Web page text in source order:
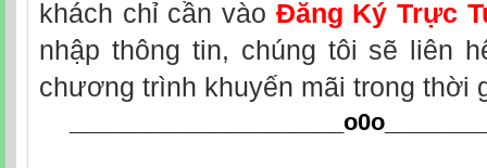
khách chỉ cần vào Đăng Ký Trực
nhập thông tin, chúng tôi sẽ liên
chương trình khuyến mãi trong thời
_____________________o0o